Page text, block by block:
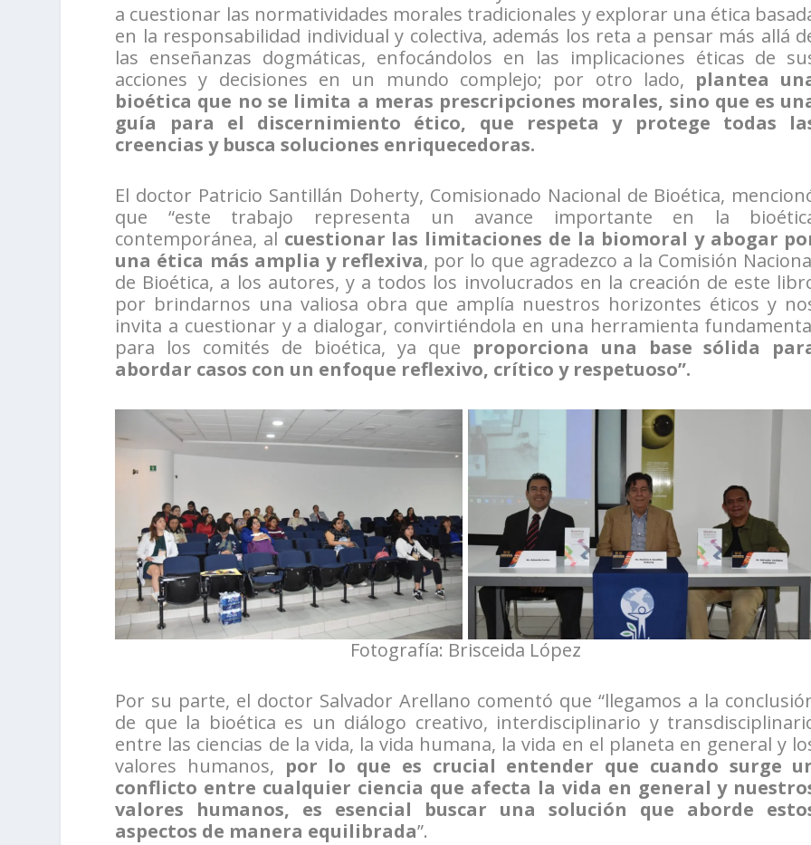
a cuestionar las normatividades morales tradicionales y explorar una ética
en la responsabilidad individual y colectiva, además los reta a pensar más allá
las enseñanzas dogmáticas, enfocándolos en las implicaciones éticas de
acciones y decisiones en un mundo complejo; por otro lado, plantea
bioética que no se limita a meras prescripciones morales, sino que es
guía para el discernimiento ético, que respeta y protege todas
creencias y busca soluciones enriquecedoras.
El doctor Patricio Santillán Doherty, Comisionado Nacional de Bioética,
que “este trabajo representa un avance importante en la
contemporánea, al cuestionar las limitaciones de la biomoral y abogar
una ética más amplia y reflexiva, por lo que agradezco a la Comisión
de Bioética, a los autores, y a todos los involucrados en la creación de este
por brindarnos una valiosa obra que amplía nuestros horizontes éticos y
invita a cuestionar y a dialogar, convirtiéndola en una herramienta
para los comités de bioética, ya que proporciona una base sólida
abordar casos con un enfoque reflexivo, crítico y respetuoso”.
Fotografía: Brisceida López
Por su parte, el doctor Salvador Arellano comentó que “llegamos a la
de que la bioética es un diálogo creativo, interdisciplinario y
entre las ciencias de la vida, la vida humana, la vida en el planeta en general y
valores humanos, por lo que es crucial entender que cuando surge
conflicto entre cualquier ciencia que afecta la vida en general y
valores humanos, es esencial buscar una solución que aborde
aspectos de manera equilibrada”.